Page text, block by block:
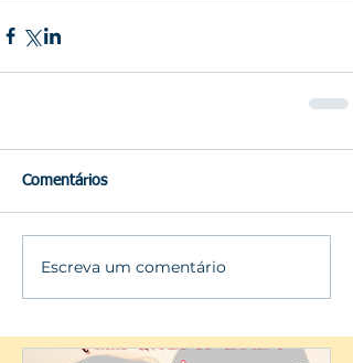
Comentários
Escreva um comentário